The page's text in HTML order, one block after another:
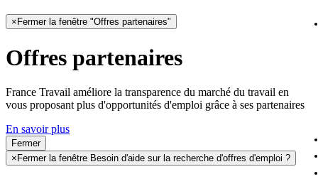
× Fermer la fenêtre "Offres partenaires"
Offres partenaires
France Travail améliore la transparence du marché du travail en
vous proposant plus d'opportunités d'emploi grâce à ses partenaires
En savoir plus
Fermer
× Fermer la fenêtre Besoin d'aide sur la recherche d'offres d'emploi ?